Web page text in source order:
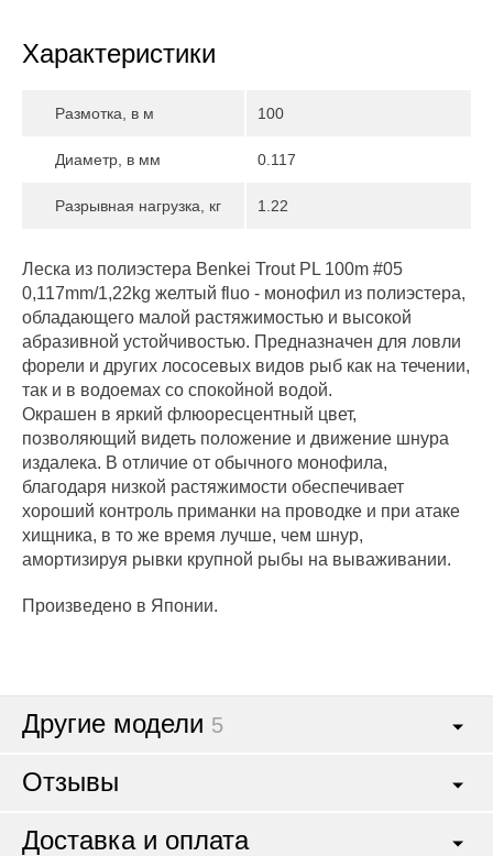
Характеристики
Размотка, в м 100
Диаметр, в мм 0.117
Разрывная нагрузка, кг 1.22
Леска из полиэстера Benkei Trout PL 100m #05
0,117mm/1,22kg желтый fluo - монофил из полиэстера,
обладающего малой растяжимостью и высокой
абразивной устойчивостью. Предназначен для ловли
форели и других лососевых видов рыб как на течении,
так и в водоемах со спокойной водой.
Окрашен в яркий флюоресцентный цвет,
позволяющий видеть положение и движение шнура
издалека. В отличие от обычного монофила,
благодаря низкой растяжимости обеспечивает
хороший контроль приманки на проводке и при атаке
хищника, в то же время лучше, чем шнур,
амортизируя рывки крупной рыбы на вываживании.
Произведено в Японии.
Другие модели 5
Отзывы
Доставка и оплата